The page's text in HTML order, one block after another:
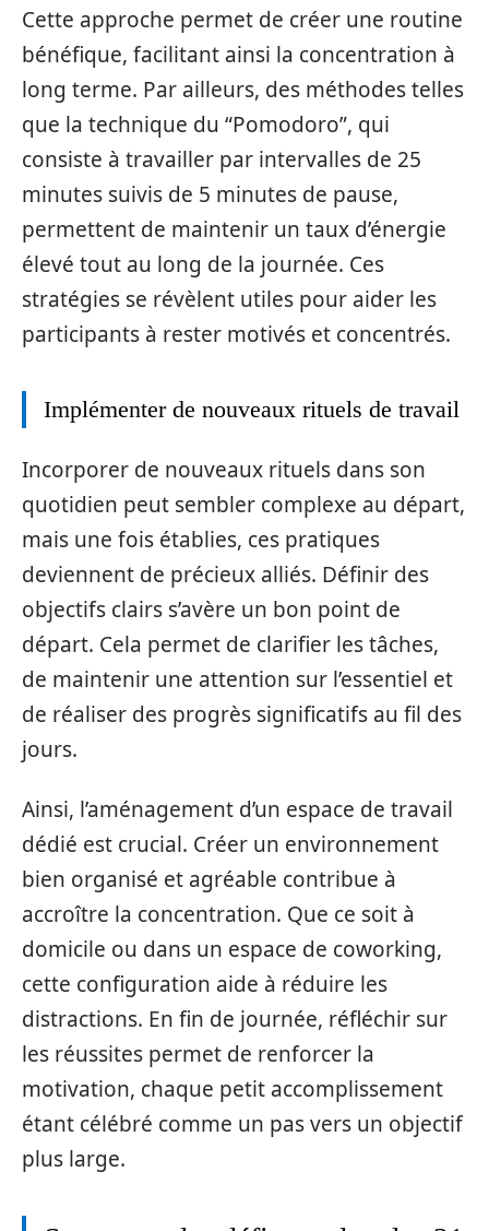
Cette approche permet de créer une routine
bénéfique, facilitant ainsi la concentration à
long terme. Par ailleurs, des méthodes telles
que la technique du “Pomodoro”, qui
consiste à travailler par intervalles de 25
minutes suivis de 5 minutes de pause,
permettent de maintenir un taux d’énergie
élevé tout au long de la journée. Ces
stratégies se révèlent utiles pour aider les
participants à rester motivés et concentrés.
Implémenter de nouveaux rituels de travail
Incorporer de nouveaux rituels dans son
quotidien peut sembler complexe au départ,
mais une fois établies, ces pratiques
deviennent de précieux alliés. Définir des
objectifs clairs s’avère un bon point de
départ. Cela permet de clarifier les tâches,
de maintenir une attention sur l’essentiel et
de réaliser des progrès significatifs au fil des
jours.
Ainsi, l’aménagement d’un espace de travail
dédié est crucial. Créer un environnement
bien organisé et agréable contribue à
accroître la concentration. Que ce soit à
domicile ou dans un espace de coworking,
cette configuration aide à réduire les
distractions. En fin de journée, réfléchir sur
les réussites permet de renforcer la
motivation, chaque petit accomplissement
étant célébré comme un pas vers un objectif
plus large.